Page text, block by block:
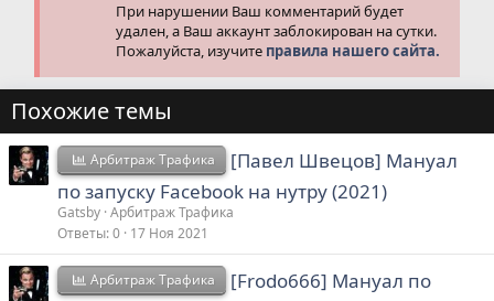
При нарушении Ваш комментарий будет
удален, а Ваш аккаунт заблокирован на сутки.
Пожалуйста, изучите правила нашего сайта.
Похожие темы
Арбитраж Трафика
[Павел Швецов] Мануал
по запуску Facebook на нутру (2021)
Gatsby Арбитраж Трафика
Ответы 0 17 Ноя 2021
Арбитраж Трафика
[Frodo666] Мануал по